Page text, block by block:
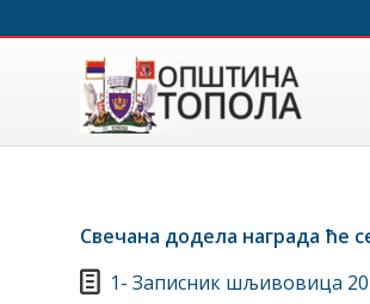
Свечана додела награда ће
1- Записник шљивовица